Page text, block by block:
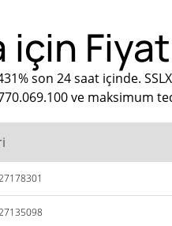
son 24 saat içinde.
ve maksimum